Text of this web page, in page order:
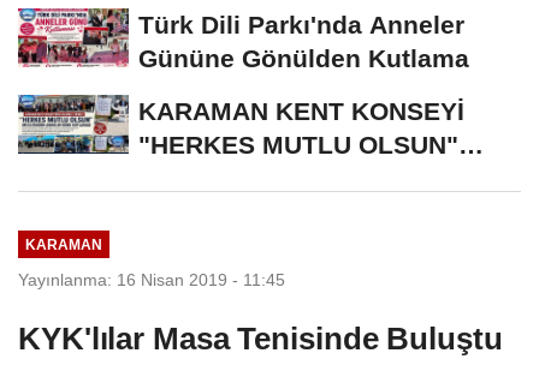
Türk Dili Parkı'nda Anneler
Gününe Gönülden Kutlama
KARAMAN KENT KONSEYİ
"HERKES MUTLU OLSUN"
KARAMAN
Yayınlanma: 16 Nisan 2019 - 11:45
KYK'lılar Masa Tenisinde Buluştu